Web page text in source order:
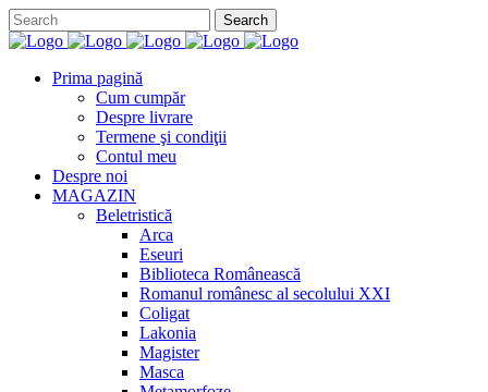
Prima pagină
Cum cumpăr
Despre livrare
Termene şi condiţii
Contul meu
Despre noi
MAGAZIN
Beletristică
Arca
Eseuri
Biblioteca Românească
Romanul românesc al secolului XXI
Coligat
Lakonia
Magister
Masca